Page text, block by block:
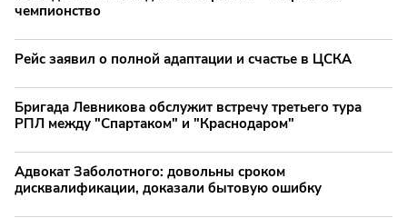
чемпионство
Рейс заявил о полной адаптации и счастье в ЦСКА
Бригада Левникова обслужит встречу третьего тура
РПЛ между "Спартаком" и "Краснодаром"
Адвокат Заболотного: довольны сроком
дисквалификации, доказали бытовую ошибку